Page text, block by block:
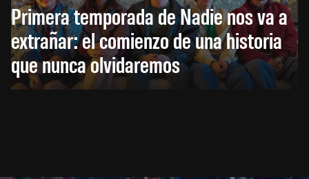
Primera temporada de Nadie nos va a
extrañar: el comienzo de una historia
que nunca olvidaremos